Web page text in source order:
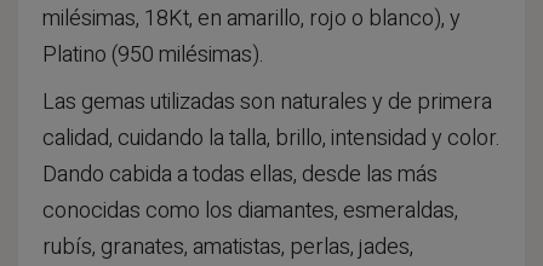
milésimas, 18Kt, en amarillo, rojo o blanco), y
Platino (950 milésimas).
Las gemas utilizadas son naturales y de primera
calidad, cuidando la talla, brillo, intensidad y color.
Dando cabida a todas ellas, desde las más
conocidas como los diamantes, esmeraldas,
rubís, granates, amatistas, perlas, jades,